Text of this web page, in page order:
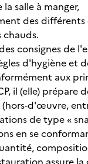
salle à manger,
des
chauds.
consignes de
d'hygiène et
aux
il (elle) prépare
d'œuvre,
de type «
en se